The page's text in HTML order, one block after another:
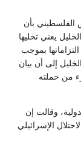
الفلسطيني بأن
يعني تخليها
بموجب
إلى أن بيان
من حملته
وقالت إن
الإسرائيلي